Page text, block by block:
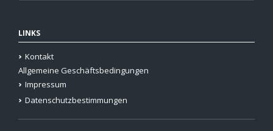
LINKS
Kontakt
Allgemeine Geschäftsbedingungen
Impressum
Datenschutzbestimmungen